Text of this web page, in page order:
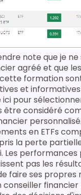
note que je ne
agréé et que
formation
et
ici pour
être considéré
personnalisé.
en ETFs
la perte
Les performances
pas les
faire ses propres
conseiller